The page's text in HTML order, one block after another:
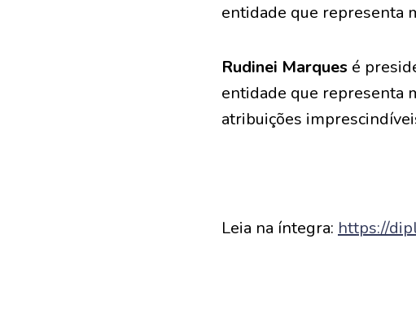
entidade que representa
Rudinei Marques é
entidade que representa
atribuições
Leia na íntegra: https://